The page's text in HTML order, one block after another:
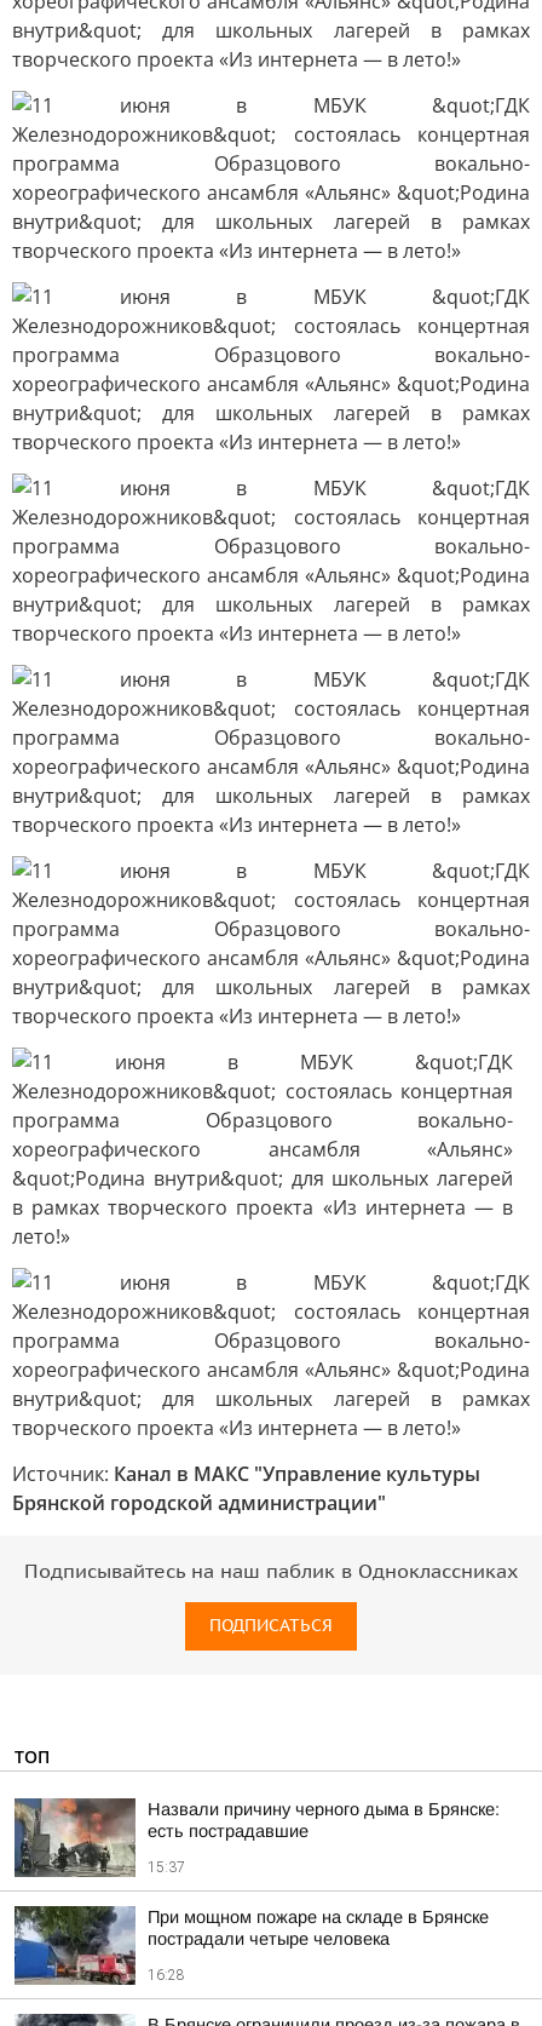
Источник: Канал в МАКС "Управление культуры
Брянской городской администрации"
Подписывайтесь на наш паблик в Одноклассниках
ПОДПИСАТЬСЯ
ТОП
Назвали причину черного дыма в Брянске:
есть пострадавшие
15:37
При мощном пожаре на складе в Брянске
пострадали четыре человека
16:28